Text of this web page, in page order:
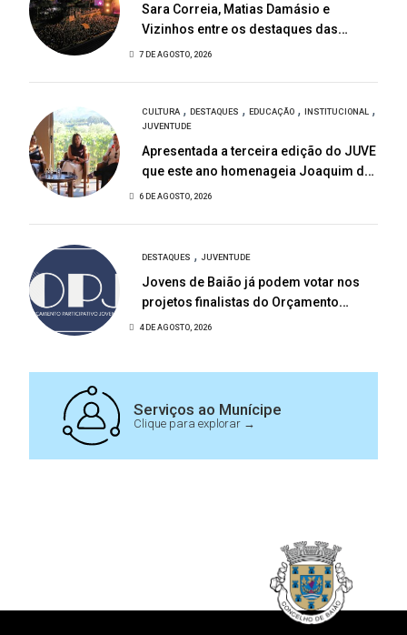
Sara Correia, Matias Damásio e
Vizinhos entre os destaques das
Festas de São Bartolomeu
7 DE AGOSTO, 2026
CULTURA , DESTAQUES , EDUCAÇÃO , INSTITUCIONAL ,
JUVENTUDE
Apresentada a terceira edição do JUVE
que este ano homenageia Joaquim de
Almeida
6 DE AGOSTO, 2026
DESTAQUES , JUVENTUDE
Jovens de Baião já podem votar nos
projetos finalistas do Orçamento
Participativo Jovem 2026
4 DE AGOSTO, 2026
Serviços ao Munícipe
Clique para explorar →